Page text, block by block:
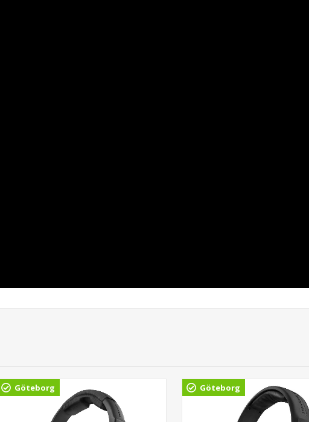
Göteborg Göteborg